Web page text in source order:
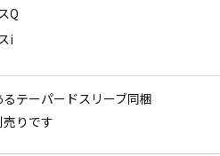
Q
i
テーパードスリーブ同梱
りです